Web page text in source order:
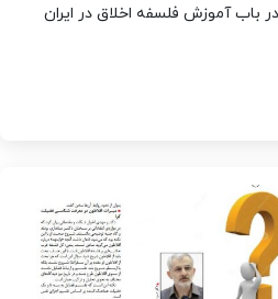
باب آموزش فلسفه اخلاق در ایران